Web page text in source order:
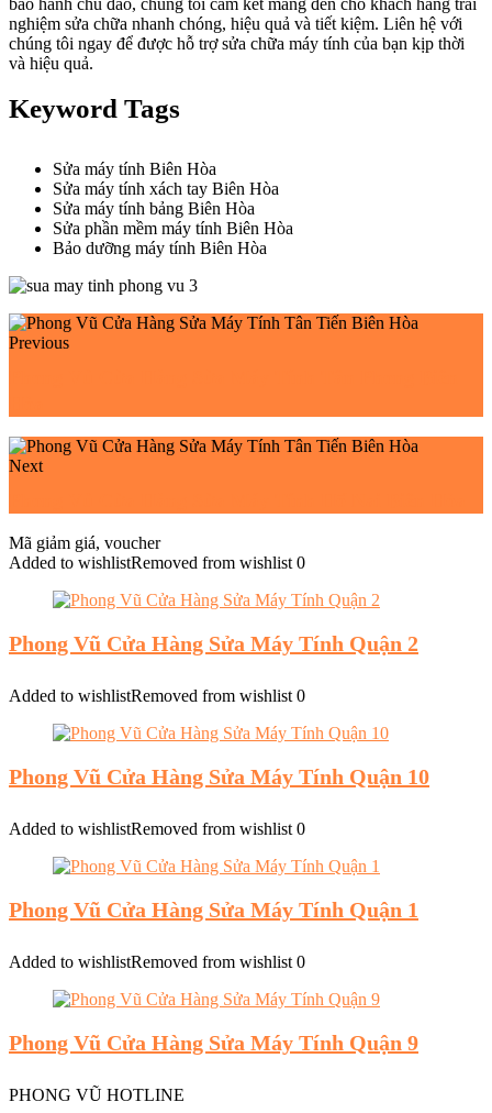
bảo hành chu đáo, chúng tôi cam kết mang đến cho khách hàng trải
nghiệm sửa chữa nhanh chóng, hiệu quả và tiết kiệm. Liên hệ với
chúng tôi ngay để được hỗ trợ sửa chữa máy tính của bạn kịp thời
và hiệu quả.
Keyword Tags
Sửa máy tính Biên Hòa
Sửa máy tính xách tay Biên Hòa
Sửa máy tính bảng Biên Hòa
Sửa phần mềm máy tính Biên Hòa
Bảo dưỡng máy tính Biên Hòa
Previous
Next
Mã giảm giá, voucher
Added to wishlistRemoved from wishlist 0
Phong Vũ Cửa Hàng Sửa Máy Tính Quận 2
Added to wishlistRemoved from wishlist 0
Phong Vũ Cửa Hàng Sửa Máy Tính Quận 10
Added to wishlistRemoved from wishlist 0
Phong Vũ Cửa Hàng Sửa Máy Tính Quận 1
Added to wishlistRemoved from wishlist 0
Phong Vũ Cửa Hàng Sửa Máy Tính Quận 9
PHONG VŨ HOTLINE